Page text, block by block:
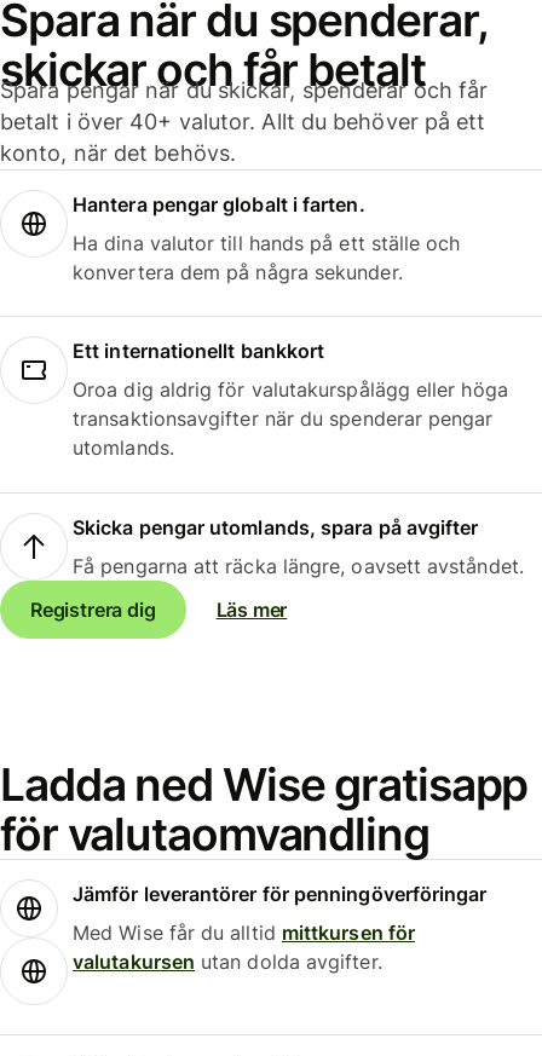
Spara när du spenderar,
skickar och får betalt
Spara pengar när du skickar, spenderar och får
betalt i över 40+ valutor. Allt du behöver på ett
konto, när det behövs.
Hantera pengar globalt i farten.
Ha dina valutor till hands på ett ställe och
konvertera dem på några sekunder.
Ett internationellt bankkort
Oroa dig aldrig för valutakurspålägg eller höga
transaktionsavgifter när du spenderar pengar
utomlands.
Skicka pengar utomlands, spara på avgifter
Få pengarna att räcka längre, oavsett avståndet.
Registrera dig
Läs mer
Ladda ned Wise gratisapp
för valutaomvandling
Jämför leverantörer för penningöverföringar
Med Wise får du alltid mittkursen för
valutakursen utan dolda avgifter.